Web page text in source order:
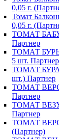
0,05 г.
Томат
0,05 г.
ТОМАТ
Партнер
ТОМАТ
5 шт. Партнер
ТОМАТ
шт.) Партнер
ТОМАТ
Партнер
ТОМАТ
Партнер
ТОМАТ
(Партнер)